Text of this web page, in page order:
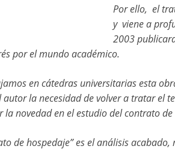
Por ello, el
y viene a
2003
por el mundo académico.
en cátedras universitarias esta
la necesidad de volver a tratar el
la novedad en el estudio del contrato
de hospedaje” es el análisis